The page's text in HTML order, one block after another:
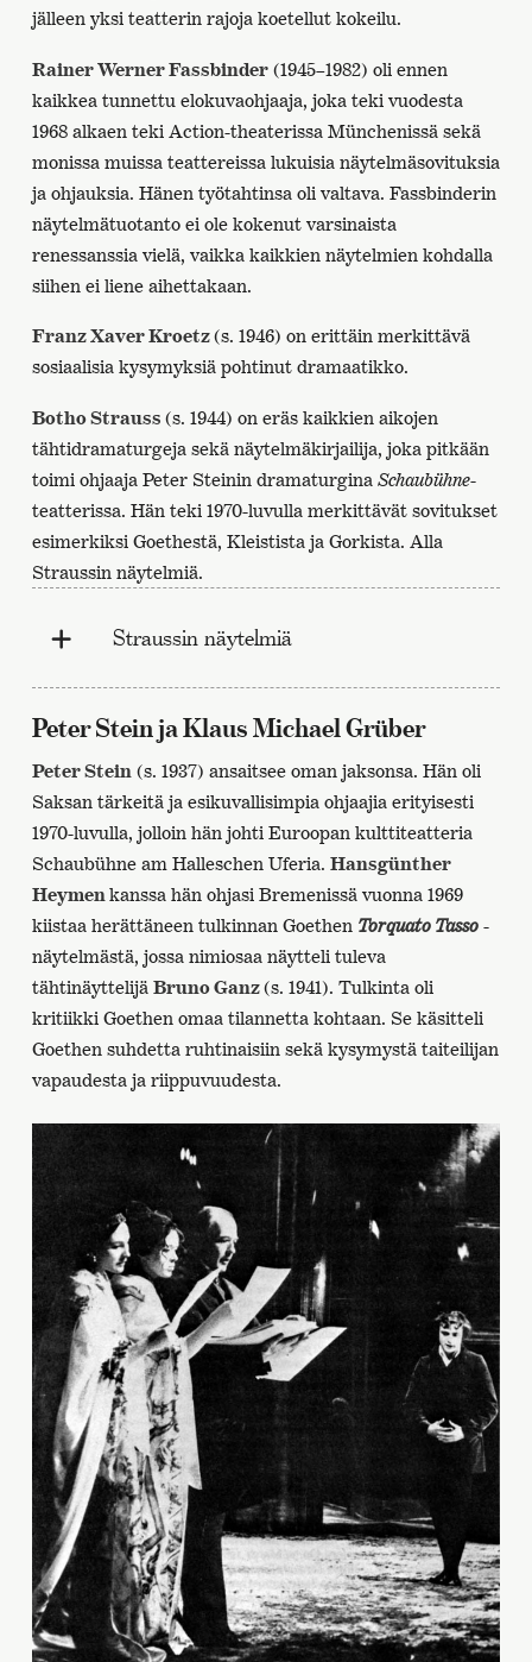
jälleen yksi teatterin rajoja koetellut kokeilu.
Rainer Werner Fassbinder(1945–1982) oli ennen
kaikkea tunnettu elokuvaohjaaja, joka teki vuodesta
1968 alkaen teki Action-theaterissa Münchenissä sekä
monissa muissa teattereissa lukuisia näytelmäsovituksia
ja ohjauksia. Hänen työtahtinsa oli valtava. Fassbinderin
näytelmätuotanto ei ole kokenut varsinaista
renessanssia vielä, vaikka kaikkien näytelmien kohdalla
siihen ei liene aihettakaan.
Franz Xaver Kroetz(s. 1946) on erittäin merkittävä
sosiaalisia kysymyksiä pohtinut dramaatikko.
Botho Strauss (s. 1944) on eräs kaikkien aikojen
tähtidramaturgeja sekä näytelmäkirjailija, joka pitkään
toimi ohjaaja Peter Steinin dramaturgina Schaubühne-
teatterissa. Hän teki 1970-luvulla merkittävät sovitukset
esimerkiksi Goethestä, Kleistista ja Gorkista. Alla
Straussin näytelmiä.
Straussin näytelmiä
Peter Stein ja Klaus Michael Grüber
Peter Stein (s. 1937) ansaitsee oman jaksonsa. Hän oli
Saksan tärkeitä ja esikuvallisimpia ohjaajia erityisesti
1970-luvulla, jolloin hän johti Euroopan kulttiteatteria
Schaubühne am Halleschen Uferia. Hansgünther
Heymen kanssa hän ohjasi Bremenissä vuonna 1969
kiistaa herättäneen tulkinnan Goethen Torquato Tasso-
näytelmästä, jossa nimiosaa näytteli tuleva
tähtinäyttelijä Bruno Ganz(s. 1941). Tulkinta oli
kritiikki Goethen omaa tilannetta kohtaan. Se käsitteli
Goethen suhdetta ruhtinaisiin sekä kysymystä taiteilijan
vapaudesta ja riippuvuudesta.